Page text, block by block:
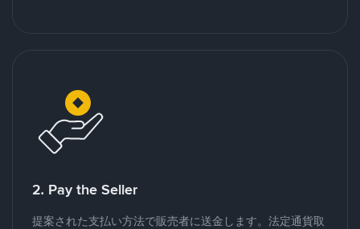
2. Pay the Seller
提案された支払い方法で販売者に送金します。法定通貨取